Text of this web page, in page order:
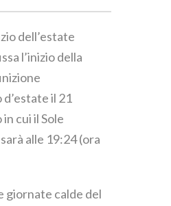
dell’estate
l’inizio della
il 21
cui il Sole
alle 19:24 (ora
giornate calde del